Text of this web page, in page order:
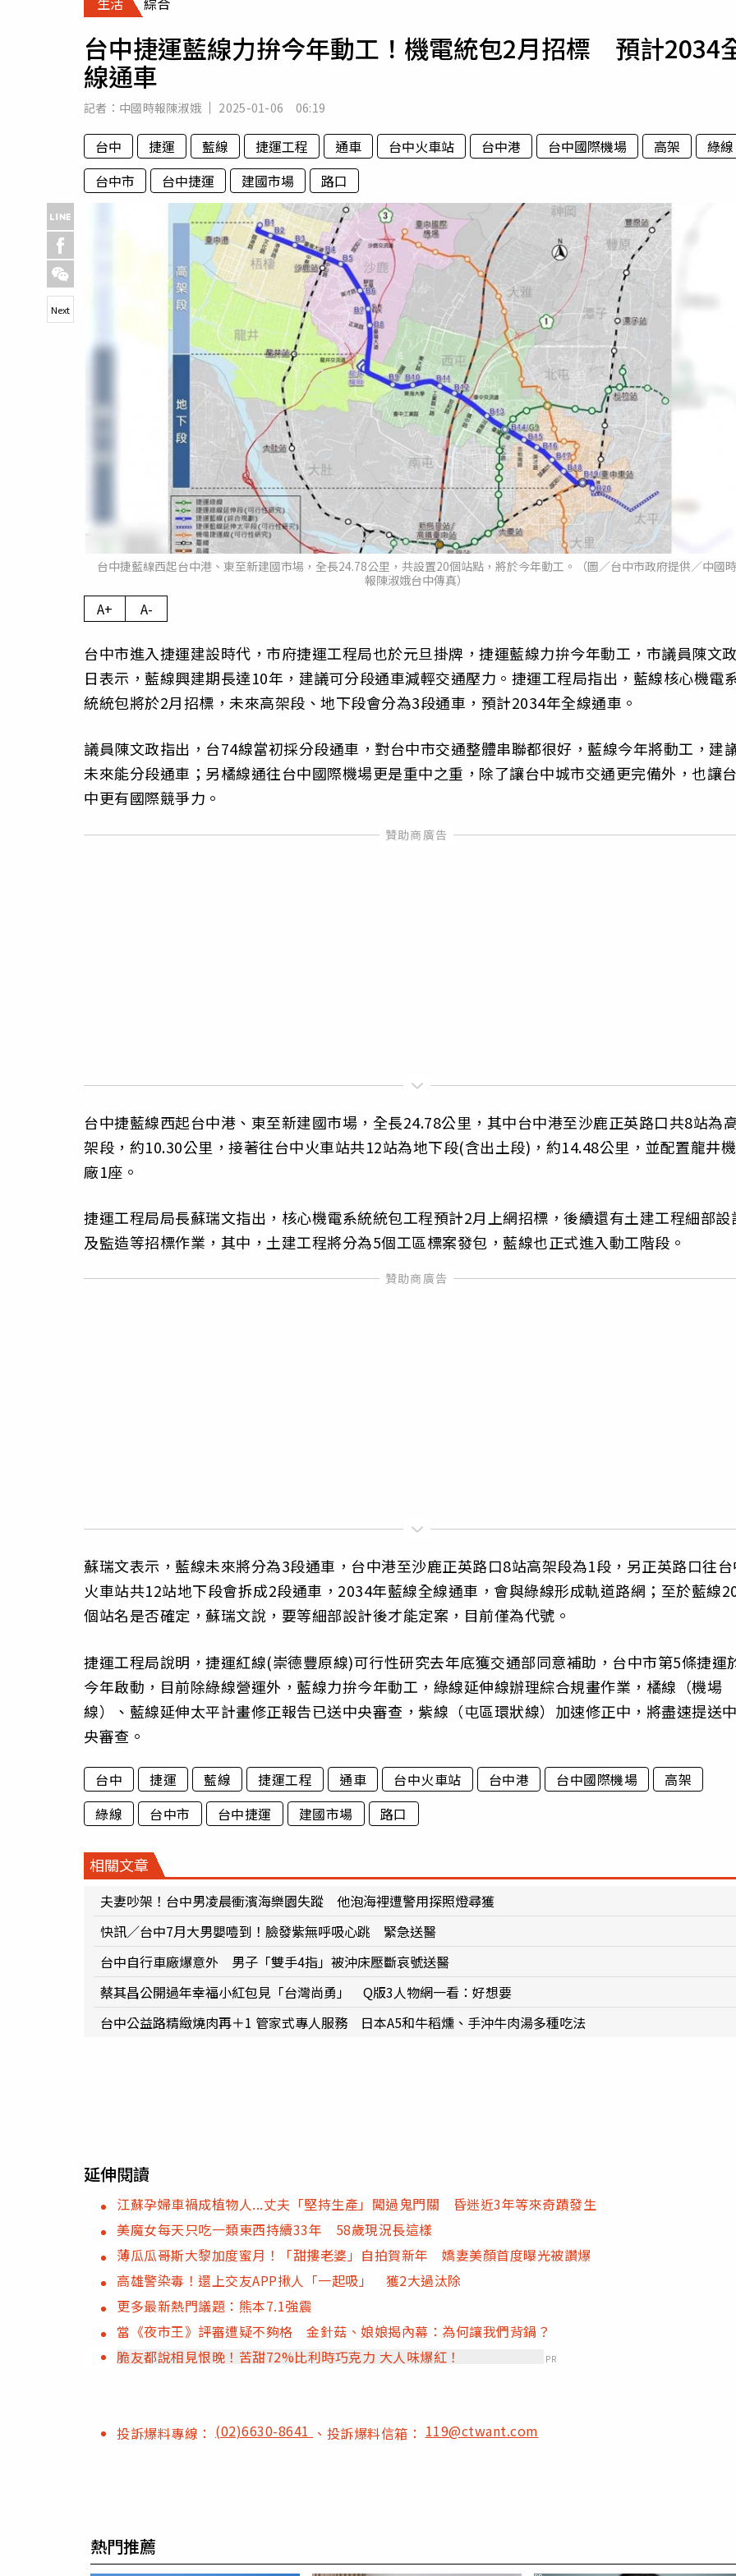
專欄
運勢
台中捷運藍線力拚今年動工！機電統包2月招標 預計2034
線通車
記者： 中國時報陳淑娥 2025-01-06 06:19
台中 捷運 藍線 捷運工程 通車 台中火車站 台中港 台中國際機場 高架
綠線
台中市
台中捷運 建國市場 路口
台中捷藍線西起台中港、東至新建國市場，全長24.78公里，共設置20個站點，將於今年動工。（圖／台中市政府提供／中國時
報陳淑娥台中傳真）
Next
A+ A-
台中市進入捷運建設時代，市府捷運工程局也於元旦掛牌，捷運藍線力拚今年動工，市議員陳文
日表示，藍線興建期長達10年，建議可分段通車減輕交通壓力。捷運工程局指出，藍線核心機電
統統包將於2月招標，未來高架段、地下段會分為3段通車，預計2034年全線通車。
議員陳文政指出，台74線當初採分段通車，對台中市交通整體串聯都很好，藍線今年將動工，建
未來能分段通車；另橘線通往台中國際機場更是重中之重，除了讓台中城市交通更完備外，也讓
中更有國際競爭力。
台中捷藍線西起台中港、東至新建國市場，全長24.78公里，其中台中港至沙鹿正英路口共8站為
架段，約10.30公里，接著往台中火車站共12站為地下段(含出土段)，約14.48公里，並配置龍井機
廠1座。
捷運工程局局長蘇瑞文指出，核心機電系統統包工程預計2月上網招標，後續還有土建工程細部設
及監造等招標作業，其中，土建工程將分為5個工區標案發包，藍線也正式進入動工階段。
蘇瑞文表示，藍線未來將分為3段通車，台中港至沙鹿正英路口8站高架段為1段，另正英路口往
火車站共12站地下段會拆成2段通車，2034年藍線全線通車，會與綠線形成軌道路網；至於藍線
個站名是否確定，蘇瑞文說，要等細部設計後才能定案，目前僅為代號。
捷運工程局說明，捷運紅線(崇德豐原線)可行性研究去年底獲交通部同意補助，台中市第5條捷運
今年啟動，目前除綠線營運外，藍線力拚今年動工，綠線延伸線辦理綜合規畫作業，橘線（機場
線）、藍線延伸太平計畫修正報告已送中央審查，紫線（屯區環狀線）加速修正中，將盡速提送
央審查。
台中 捷運 藍線 捷運工程 通車 台中火車站 台中港 台中國際機場
高架
綠線
台中市 台中捷運 建國市場 路口
相關文章
夫妻吵架！台中男凌晨衝濱海樂園失蹤 他泡海裡遭警用探照燈尋獲
快訊／台中7月大男嬰噎到！臉發紫無呼吸心跳 緊急送醫
台中自行車廠爆意外 男子「雙手4指」被沖床壓斷哀號送醫
蔡其昌公開過年幸福小紅包見「台灣尚勇」 Q版3人物網一看：好想要
台中公益路精緻燒肉再＋1 管家式專人服務 日本A5和牛稻燻、手沖牛肉湯多種吃法
延伸閱讀
江蘇孕婦車禍成植物人...丈夫「堅持生產」闖過鬼門關 昏迷近3年等來奇蹟發生
美魔女每天只吃一類東西持續33年 58歲現況長這樣
薄瓜瓜哥斯大黎加度蜜月！「甜摟老婆」自拍賀新年 嬌妻美顏首度曝光被讚爆
高雄警染毒！還上交友APP揪人「一起吸」 獲2大過汰除
更多最新熱門議題：熊本7.1強震
當《夜市王》評審遭疑不夠格 金針菇、娘娘揭內幕：為何讓我們背鍋？
脆友都說相見恨晚！苦甜72%比利時巧克力 大人味爆紅！
PR
投訴爆料專線： (02)6630-8641 、投訴爆料信箱：119@ctwant.com
熱門推薦